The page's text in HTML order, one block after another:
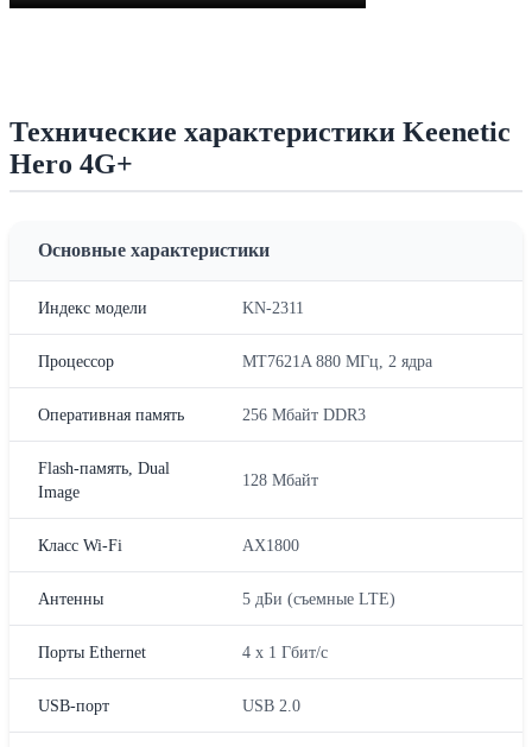
Технические характеристики Keenetic
Hero 4G+
Основные характеристики
Индекс модели KN-2311
Процессор MT7621A 880 МГц, 2 ядра
Оперативная память 256 Мбайт DDR3
Flash-память, Dual
Image
128 Мбайт
Класс Wi-Fi AX1800
Антенны 5 дБи (съемные LTE)
Порты Ethernet 4 x 1 Гбит/с
USB-порт USB 2.0